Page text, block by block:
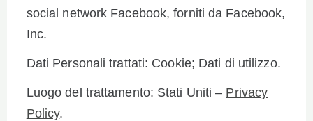
social network Facebook, forniti da Facebook,
Inc.
Dati Personali trattati: Cookie; Dati di utilizzo.
Luogo del trattamento: Stati Uniti – Privacy
Policy.